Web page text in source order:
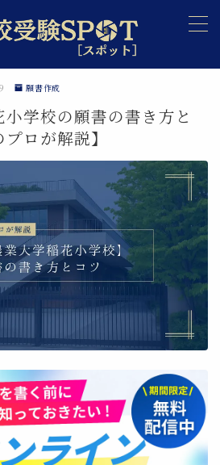
座
学習
願書作成
学校の願書の書き方と
ロが解説】